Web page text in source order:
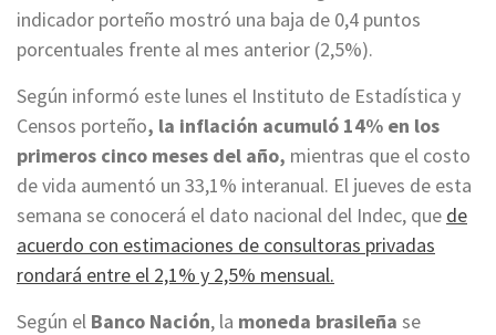
indicador porteño mostró una baja de 0,4 puntos
porcentuales frente al mes anterior (2,5%).
Según informó este lunes el Instituto de Estadística y
Censos porteño, la inflación acumuló 14% en los
primeros cinco meses del año, mientras que el costo
de vida aumentó un 33,1% interanual. El jueves de esta
semana se conocerá el dato nacional del Indec, que de
acuerdo con estimaciones de consultoras privadas
rondará entre el 2,1% y 2,5% mensual.
Según el Banco Nación, la moneda brasileña se